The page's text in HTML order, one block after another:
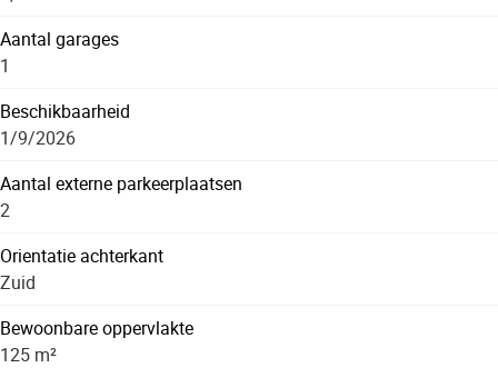
Aantal garages
1
Beschikbaarheid
1/9/2026
Aantal externe parkeerplaatsen
2
Orientatie achterkant
Zuid
Bewoonbare oppervlakte
125 m²